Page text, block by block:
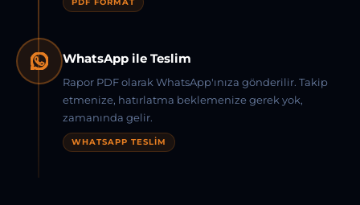
WhatsApp ile Teslim
Rapor PDF olarak WhatsApp'ınıza gönderilir. Takip
etmenize, hatırlatma beklemenize gerek yok,
zamanında gelir.
WHATSAPP TESLIM